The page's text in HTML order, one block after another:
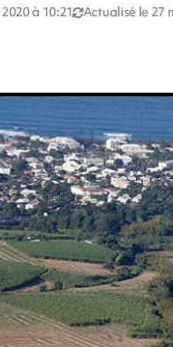
à 10:21 Actualisé le 27